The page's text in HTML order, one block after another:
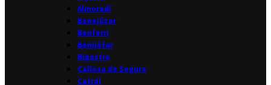
Almoradí
Benejúzar
Benferri
Benijófar
Bigastro
Callosa de Segura
Catral